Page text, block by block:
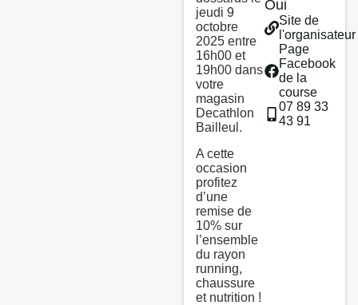
jeudi 9
octobre
2025 entre
16h00 et
19h00 dans
votre
magasin
Decathlon
Bailleul.
A cette
occasion
profitez
d’une
remise de
10% sur
l’ensemble
du rayon
running,
chaussure
et nutrition !
Oui
Site de
l'organisateur
Page
Facebook
de la
course
07 89 33
43 91